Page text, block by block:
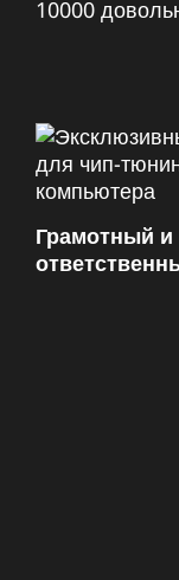
10000
Грамотный и